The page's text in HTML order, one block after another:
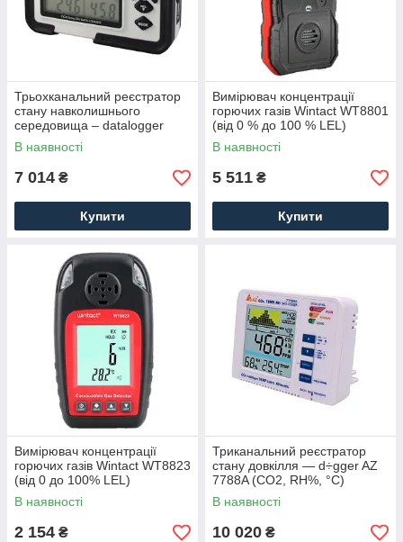
Трьохканальний реєстратор
стану навколишнього
середовища – datalogger
Walcom HT-2000 (СО2, RH%,
°C)
В наявності
7 014 ₴
Купити
Вимірювач концентрації
горючих газів Wintact WT8801
(від 0 % до 100 % LEL)
Пам'ять 120 тис вимірювань
В наявності
5 511 ₴
Купити
Вимірювач концентрації
горючих газів Wintact WT8823
(від 0 до 100% LEL)
В наявності
2 154 ₴
Триканальний реєстратор
стану довкілля — d÷gger AZ
7788A (СО2, RH%, °C)
В наявності
10 020 ₴